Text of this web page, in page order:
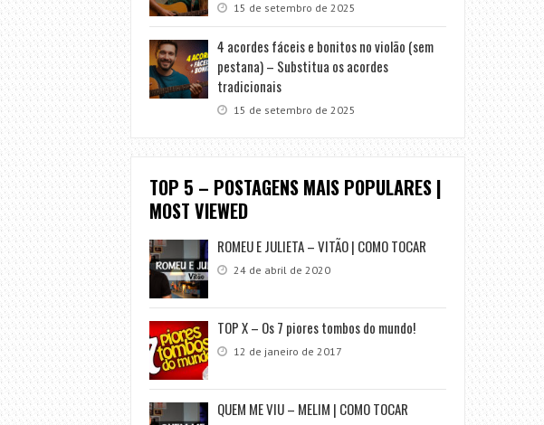
15 de setembro de 2025
4 acordes fáceis e bonitos no violão (sem
pestana) – Substitua os acordes
tradicionais
15 de setembro de 2025
TOP 5 – POSTAGENS MAIS POPULARES |
MOST VIEWED
ROMEU E JULIETA – VITÃO | COMO TOCAR
24 de abril de 2020
TOP X – Os 7 piores tombos do mundo!
12 de janeiro de 2017
QUEM ME VIU – MELIM | COMO TOCAR